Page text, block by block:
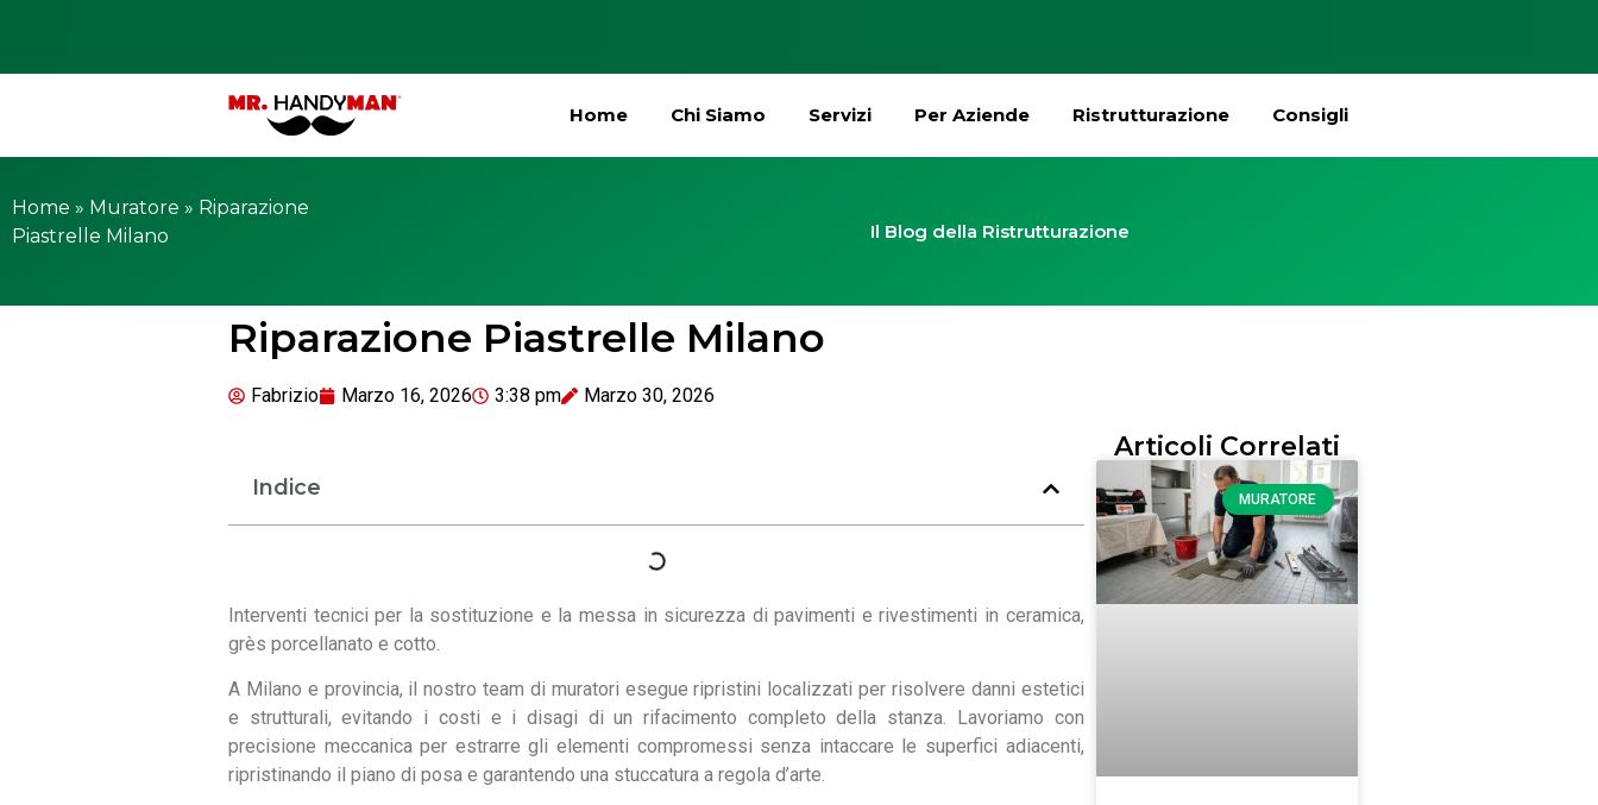
Home Chi Siamo Servizi Per Aziende Ristrutturazione Consigli
Home » Muratore » Riparazione
Piastrelle Milano
Il Blog della Ristrutturazione
Riparazione Piastrelle Milano
Fabrizio Marzo 16, 2026 3:38 pm Marzo 30, 2026
Indice
Interventi tecnici per la sostituzione e la messa in sicurezza di pavimenti e rivestimenti in ceramica,
grès porcellanato e cotto.
A Milano e provincia, il nostro team di muratori esegue ripristini localizzati per risolvere danni estetici
e strutturali, evitando i costi e i disagi di un rifacimento completo della stanza. Lavoriamo con
precisione meccanica per estrarre gli elementi compromessi senza intaccare le superfici adiacenti,
ripristinando il piano di posa e garantendo una stuccatura a regola d’arte.
Articoli Correlati
MURATORE